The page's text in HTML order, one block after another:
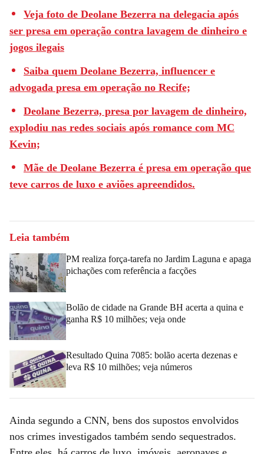
Veja foto de Deolane Bezerra na delegacia após
ser presa em operação contra lavagem de dinheiro e
jogos ilegais
Saiba quem Deolane Bezerra, influencer e
advogada presa em operação no Recife;
Deolane Bezerra, presa por lavagem de dinheiro,
explodiu nas redes sociais após romance com MC
Kevin;
Mãe de Deolane Bezerra é presa em operação que
teve carros de luxo e aviões apreendidos.
Leia também
PM realiza força-tarefa no Jardim Laguna e apaga
pichações com referência a facções
Bolão de cidade na Grande BH acerta a quina e
ganha R$ 10 milhões; veja onde
Resultado Quina 7085: bolão acerta dezenas e
leva R$ 10 milhões; veja números
Ainda segundo a CNN, bens dos supostos envolvidos
nos crimes investigados também sendo sequestrados.